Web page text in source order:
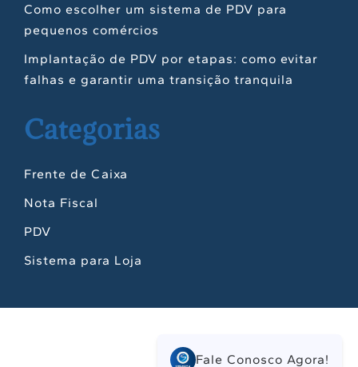
Como escolher um sistema de PDV para
pequenos comércios
Implantação de PDV por etapas: como evitar
falhas e garantir uma transição tranquila
Categorias
Frente de Caixa
Nota Fiscal
PDV
Sistema para Loja